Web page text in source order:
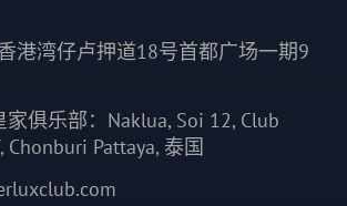
港湾仔卢押道18号首都广场一期9
家俱乐部：Naklua, Soi 12, Club
Chonburi Pattaya, 泰国